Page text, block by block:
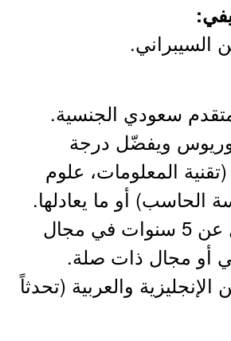
السيبراني.
ويفضّل درجة
المعلومات، علوم
الحاسب) أو ما يعادلها.
3- خبرة لا تقل عن 5 سنوات في مجال
أو مجال ذات صلة.
الإنجليزية والعربية (تحدثاً